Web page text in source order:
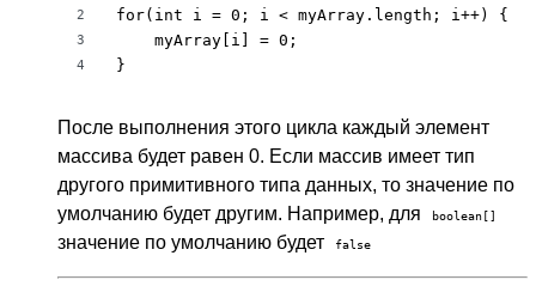
2
3
4
for(int i = 0; i < myArray.length; i++) {
    myArray[i] = 0;
}
После выполнения этого цикла каждый элемент
массива будет равен 0. Если массив имеет тип
другого примитивного типа данных, то значение по
умолчанию будет другим. Например, для
boolean[]
значение по умолчанию будет false